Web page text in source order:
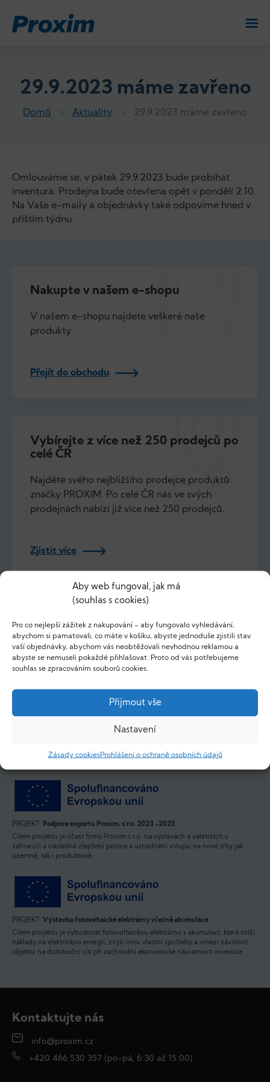
Aby web fungoval, jak má
(souhlas s cookies)
Pro co nejlepší zážitek z nakupování - aby fungovalo vyhledávání,
abychom si pamatovali, co máte v košíku, abyste jednoduše zjistili stav
vaší objednávky, abychom vás neobtěžovali nevhodnou reklamou a
abyste se nemuseli pokaždé přihlašovat. Proto od vás potřebujeme
souhlas se zpracováním souborů cookies.
Přijmout vše
Nastavení
Zásady cookiesProhlášení o ochraně osobních údajů
29.9.2023 máme zavřeno
Domů Aktuality 29.9.2023 máme zavřeno
Omlouváme se, v pátek 29.9.2023 bude probíhat
inventura. Prodejna bude otevřena opět v pondělí 2.10.
Na Vaše e-maily a objednávky také odpovíme hned v
příštím týdnu.
Nakupte v našem e-shopu
V našem e-shopu najdete veškeré naše
produkty.
Přejít do obchodu
Vybírejte z více než 250 prodejců po
celé ČR
Najděte svého nejbližšího prodejce produktů
značky PROXIM. Po celé ČR nás ve svých
prodejnách nabízí již více než 250 prodejců.
Zjistit více
Staňte se certifikovaným prodejcem
S osvědčením Certifikovaný Prodejce PROXIM
získejte naší obchodní a marketingovou
podporu, slevy a bonusy.
Zjistit více
PROJEKT: Podpora exportu Proxim, s.r.o. 2023 -2025
Cílem projektu je účast firmy Proxim s.r.o. na výstavách a veletrzích v
zahraničí a následné zlepšení pozice a usnadnění vstupu na nové trhy jak
územně, tak i produktově.
PROJEKT: Výstavba fotovoltaické elektrárny včetně akumulace
Cílem projektu je vybudovat fotovoltaickou elektrárnu s akumulací, která sníží
náklady na elektrickou energii, zvýší míru vlastní spotřeby a omezí závislost
objektu na distribuční síti při zachování ekonomické návratnosti investice.
Kontaktujte nás
info@proxim.cz
+420 466 530 357 (po-pá, 6:30 až 15:00)